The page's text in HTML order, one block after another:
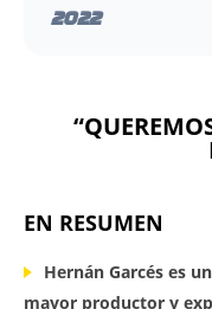
2022
EN RESUMEN
Hernán Garcés es
mayor productor y